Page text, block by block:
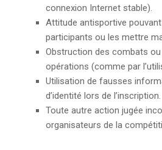
connexion Internet stable).
Attitude antisportive
participants ou les mettre
Obstruction des combats
opérations (comme par
Utilisation de fausses
d’identité lors de l’inscription.
Toute autre action jugée
organisateurs de la